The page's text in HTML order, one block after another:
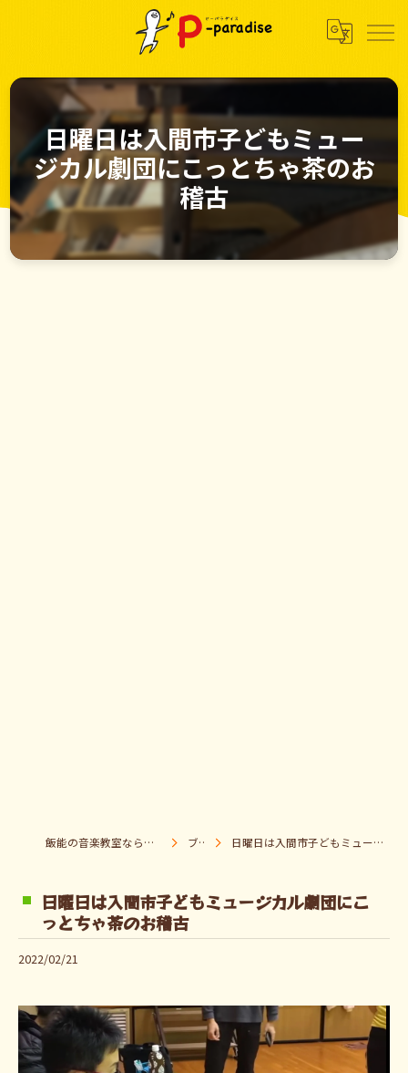
日曜日は入間市子どもミュー
ジカル劇団にこっとちゃ茶のお
稽古
飯能の音楽教室なら音楽童クラブ Pパラダイス ブログ 日曜日は入間市子どもミュージカル劇団にこっとちゃ茶のお稽古
日曜日は入間市子どもミュージカル劇団にこ
っとちゃ茶のお稽古
2022/02/21